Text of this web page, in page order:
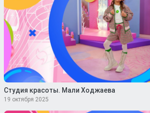
Студия красоты. Мали Ходжаева
19 октября 2025